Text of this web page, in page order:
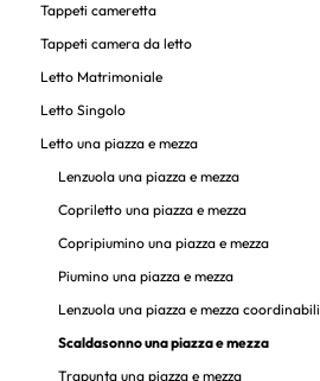
Tappeti cameretta
Tappeti camera da letto
Letto Matrimoniale
Letto Singolo
Letto una piazza e mezza
Lenzuola una piazza e mezza
Copriletto una piazza e mezza
Copripiumino una piazza e mezza
Piumino una piazza e mezza
Lenzuola una piazza e mezza coordinabili
Scaldasonno una piazza e mezza
Trapunta una piazza e mezza